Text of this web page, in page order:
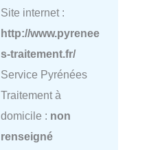
Site internet :
http://www.pyrenee
s-traitement.fr/
Service Pyrénées
Traitement à
domicile : non
renseigné